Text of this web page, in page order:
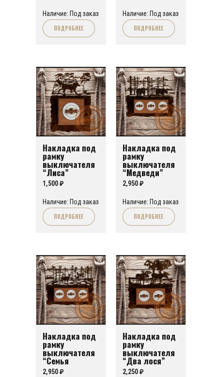
Наличие: Под заказ
ПОДРОБНЕЕ
Наличие: Под заказ
ПОДРОБНЕЕ
Накладка под
рамку
выключателя
“Лиса”
1,500₽
Наличие: Под заказ
ПОДРОБНЕЕ
Накладка под
рамку
выключателя
“Медведи”
2,950₽
Наличие: Под заказ
ПОДРОБНЕЕ
Накладка под
рамку
выключателя
“Семья
оленей”
2,950₽
Накладка под
рамку
выключателя
“Два лося”
2,250₽